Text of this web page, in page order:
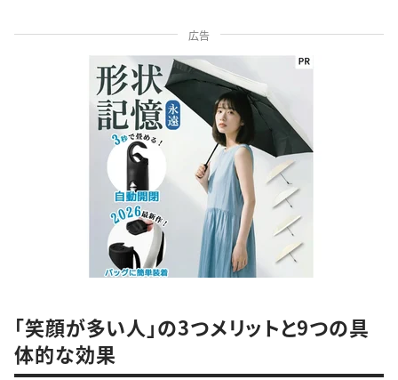
広告
「笑顔が多い人」の3つメリットと9つの具
体的な効果